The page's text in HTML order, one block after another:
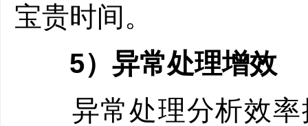
宝贵时间。
5）异常处理增效
异常处理分析效率